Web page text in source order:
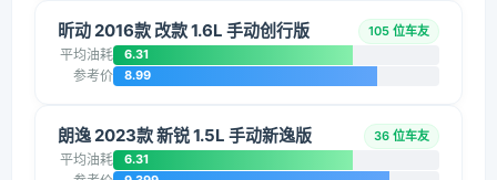
昕动 2016款 改款 1.6L 手动创行版 105 位车友
平均油耗 6.31
参考价 8.99
朗逸 2023款 新锐 1.5L 手动新逸版 36 位车友
平均油耗 6.31